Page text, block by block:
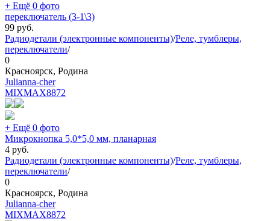
+ Ещё 0 фото
переключатель (3-1\3)
99 руб.
Радиодетали (электронные компоненты)/Реле, тумблеры,
переключатели/
0
Красноярск, Родина
Julianna-cher
MIXMAX8872
+ Ещё 0 фото
Микрокнопка 5,0*5,0 мм, планарная
4 руб.
Радиодетали (электронные компоненты)/Реле, тумблеры,
переключатели/
0
Красноярск, Родина
Julianna-cher
MIXMAX8872